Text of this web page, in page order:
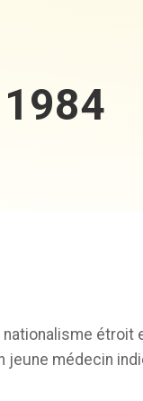
nationalisme étroit
jeune médecin